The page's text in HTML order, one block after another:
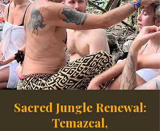
Sacred Jungle Renewal:
Temazcal,